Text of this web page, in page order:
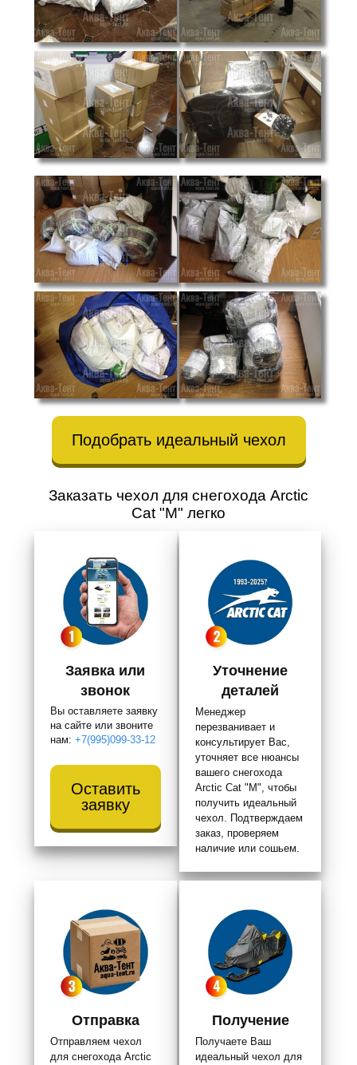
Подобрать идеальный чехол
Заказать чехол для снегохода Arctic
Cat "M" легко
Заявка или
звонок
Вы оставляете заявку
на сайте или звоните
нам:+7(995)099-33-12
Оставить
заявку
Уточнение
деталей
Менеджер
перезванивает и
консультирует Вас,
уточняет все нюансы
вашего снегохода
Arctic Cat "M", чтобы
получить идеальный
чехол. Подтверждаем
заказ, проверяем
наличие или сошьем.
Отправка
Отправляем чехол
для снегохода Arctic
Получение
Получаете Ваш
идеальный чехол для